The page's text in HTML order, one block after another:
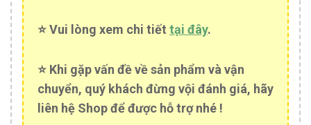
⭐️ Vui lòng xem chi tiết tại đây.
⭐️ Khi gặp vấn đề về sản phẩm và vận
chuyển, quý khách đừng vội đánh giá, hãy
liên hệ Shop để được hỗ trợ nhé !